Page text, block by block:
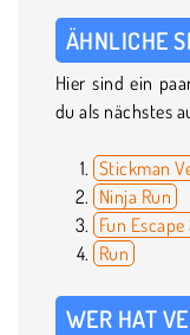
ÄHNLICHE
Hier sind ein
du als nächstes
Stickman
Ninja Run
Fun Escape
Run
WER HAT